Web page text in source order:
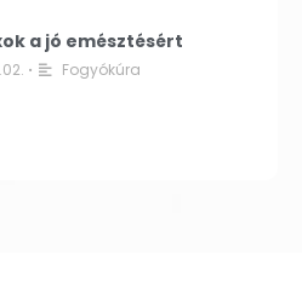
a jó emésztésért
• Fogyókúra